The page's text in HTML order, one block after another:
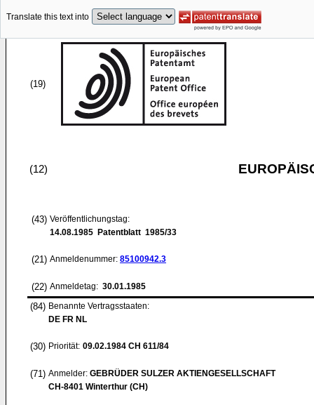
Translate this text into
(19)
(12)
(43) Veröffentlichungstag:
14.08.1985 Patentblatt 1985/33
(21) Anmeldenummer: 85100942.3
(22) Anmeldetag: 30.01.1985
(84) Benannte Vertragsstaaten:
DE FR NL
(30) Priorität: 09.02.1984 CH 611/84
(71) Anmelder: GEBRÜDER SULZER AKTIENGESELLSCHAFT
CH-8401 Winterthur (CH)